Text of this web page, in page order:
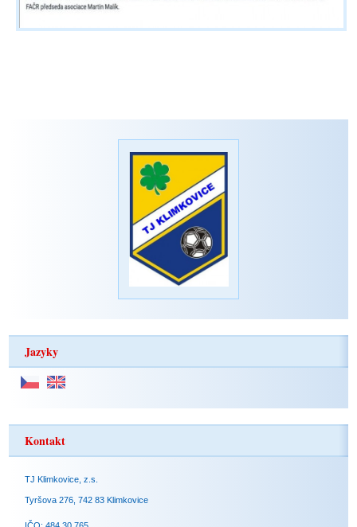
Jazyky
Kontakt
TJ Klimkovice, z.s.
Tyršova 276, 742 83 Klimkovice